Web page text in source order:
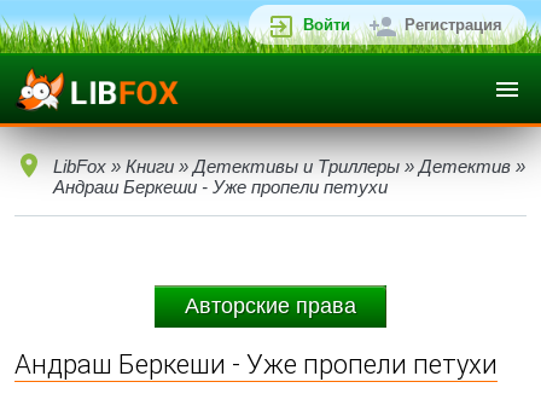
Войти Регистрация
LibFox » Книги » Детективы и Триллеры » Детектив »
Андраш Беркеши - Уже пропели петухи
Авторские права
Андраш Беркеши - Уже пропели петухи